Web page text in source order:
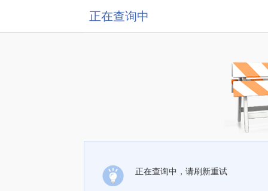
正在查询中
正在查询中，请刷新重试